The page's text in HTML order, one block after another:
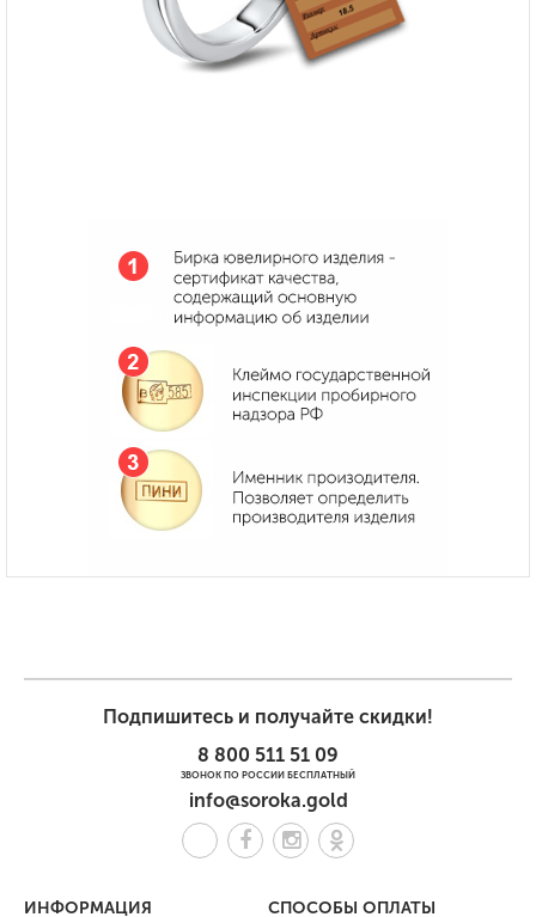
Подпишитесь и получайте скидки!
8 800 511 51 09
ЗВОНОК ПО РОССИИ БЕСПЛАТНЫЙ
info@soroka.gold
ИНФОРМАЦИЯ СПОСОБЫ ОПЛАТЫ